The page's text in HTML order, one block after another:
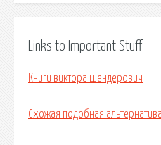
Links to Important Stuff
Книги виктора шендерович
Схожая подобная альтернатива